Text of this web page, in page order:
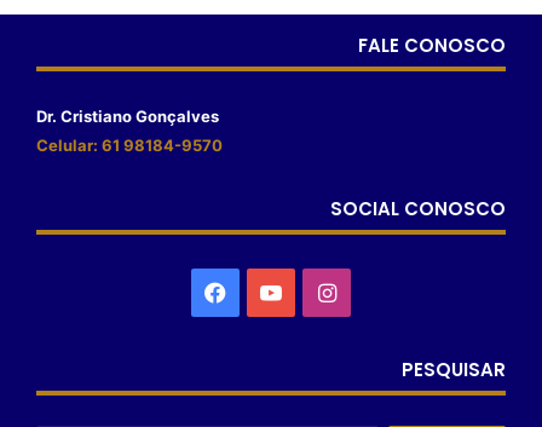
FALE CONOSCO
Dr. Cristiano Gonçalves
Celular: 61 98184-9570
SOCIAL CONOSCO
PESQUISAR